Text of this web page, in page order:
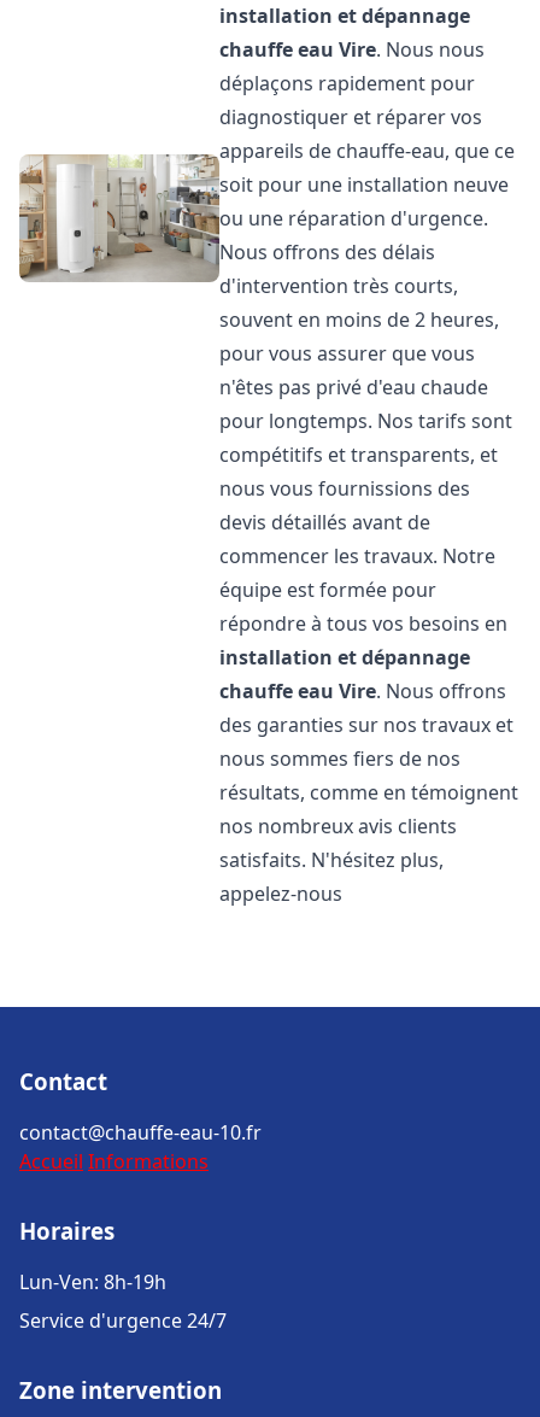
installation et dépannage
chauffe eau Vire. Nous nous
déplaçons rapidement pour
diagnostiquer et réparer vos
appareils de chauffe-eau, que ce
soit pour une installation neuve
ou une réparation d'urgence.
Nous offrons des délais
d'intervention très courts,
souvent en moins de 2 heures,
pour vous assurer que vous
n'êtes pas privé d'eau chaude
pour longtemps. Nos tarifs sont
compétitifs et transparents, et
nous vous fournissions des
devis détaillés avant de
commencer les travaux. Notre
équipe est formée pour
répondre à tous vos besoins en
installation et dépannage
chauffe eau Vire. Nous offrons
des garanties sur nos travaux et
nous sommes fiers de nos
résultats, comme en témoignent
nos nombreux avis clients
satisfaits. N'hésitez plus,
appelez-nous
Contact
contact@chauffe-eau-10.fr
Accueil Informations
Horaires
Lun-Ven: 8h-19h
Service d'urgence 24/7
Zone intervention